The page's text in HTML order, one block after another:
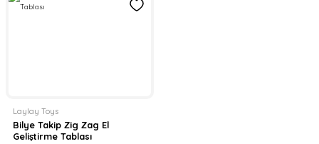
Laylay Toys
Bilye Takip Zig Zag El
Geliştirme Tablası